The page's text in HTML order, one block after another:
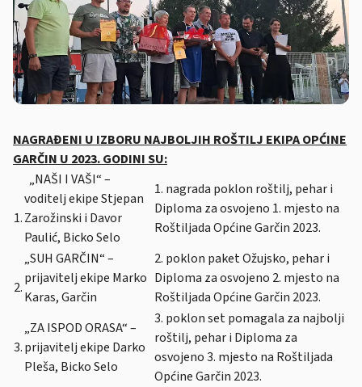
NAGRAĐENI U IZBORU NAJBOLJIH ROŠTILJ EKIPA OPĆINE
GARČIN U 2023. GODINI SU:
1.
„NAŠI I VAŠI“ –
voditelj ekipe Stjepan
Zarožinski i Davor
Paulić, Bicko Selo
1. nagrada poklon roštilj, pehar i
Diploma za osvojeno 1. mjesto na
Roštiljada Općine Garčin 2023.
2.
„SUH GARČIN“ –
prijavitelj ekipe Marko
Karas, Garčin
2. poklon paket Ožujsko, pehar i
Diploma za osvojeno 2. mjesto na
Roštiljada Općine Garčin 2023.
3.
„ZA ISPOD ORASA“ –
prijavitelj ekipe Darko
Pleša, Bicko Selo
3. poklon set pomagala za najbolji
roštilj, pehar i Diploma za
osvojeno 3. mjesto na Roštiljada
Općine Garčin 2023.